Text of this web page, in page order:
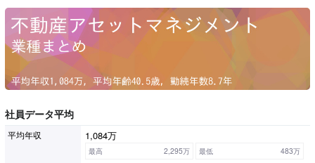
社員データ平均
平均年収 1,084万
最高 2,295万 最低
483万